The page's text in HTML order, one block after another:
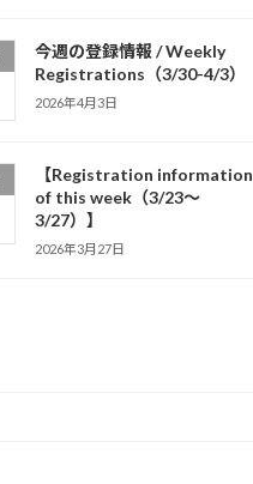
今週の登録情報 / Weekly
Registrations（3/30-4/3）
2026年4月3日
【Registration information
of this week（3/23～
3/27）】
2026年3月27日